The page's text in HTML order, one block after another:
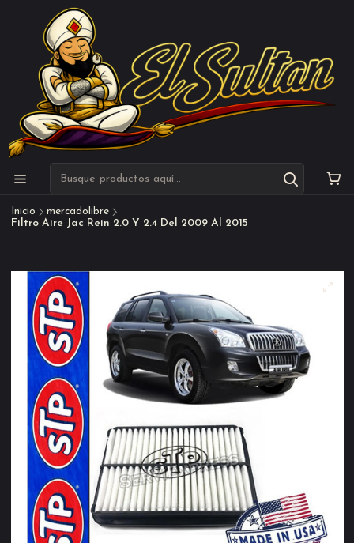
Inicio
mercadolibre
Filtro Aire Jac Rein 2.0 Y 2.4 Del 2009 Al 2015